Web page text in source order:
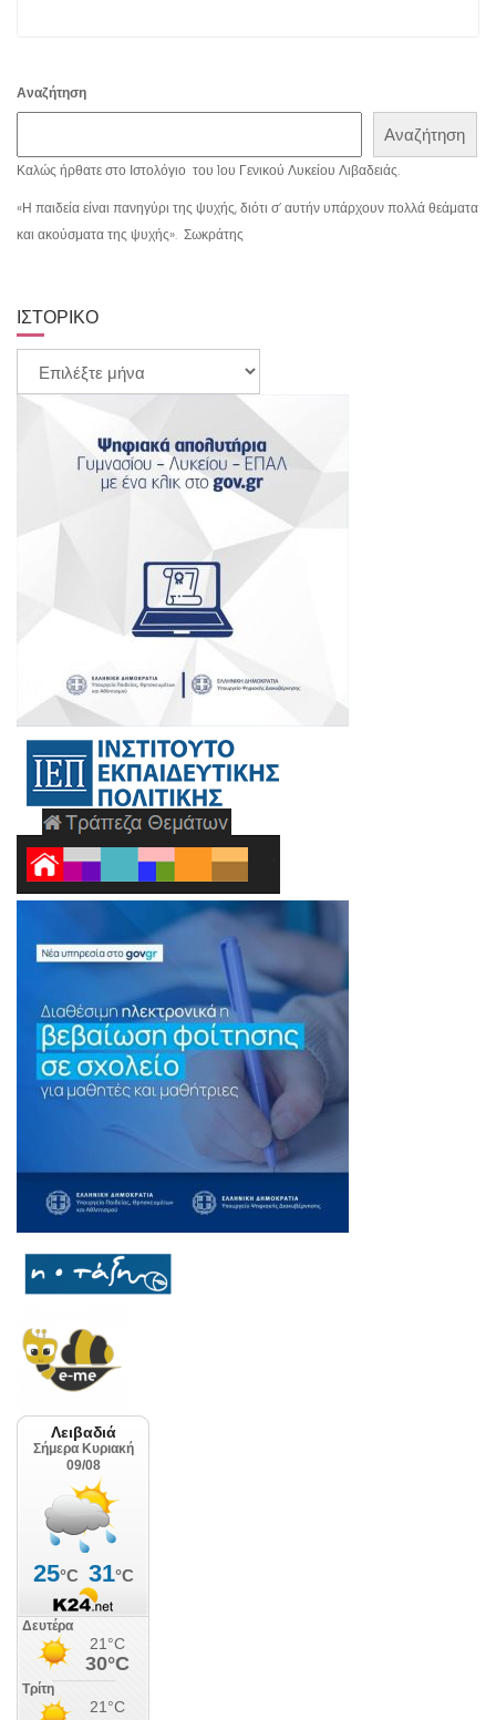
Αναζήτηση
Αναζήτηση
Καλώς ήρθατε στο Ιστολόγιο του 1ου Γενικού Λυκείου Λιβαδειάς.
«Η παιδεία είναι πανηγύρι της ψυχής, διότι σ’ αυτήν υπάρχουν πολλά θεάματα
και ακούσματα της ψυχής». Σωκράτης
ΙΣΤΟΡΙΚΌ